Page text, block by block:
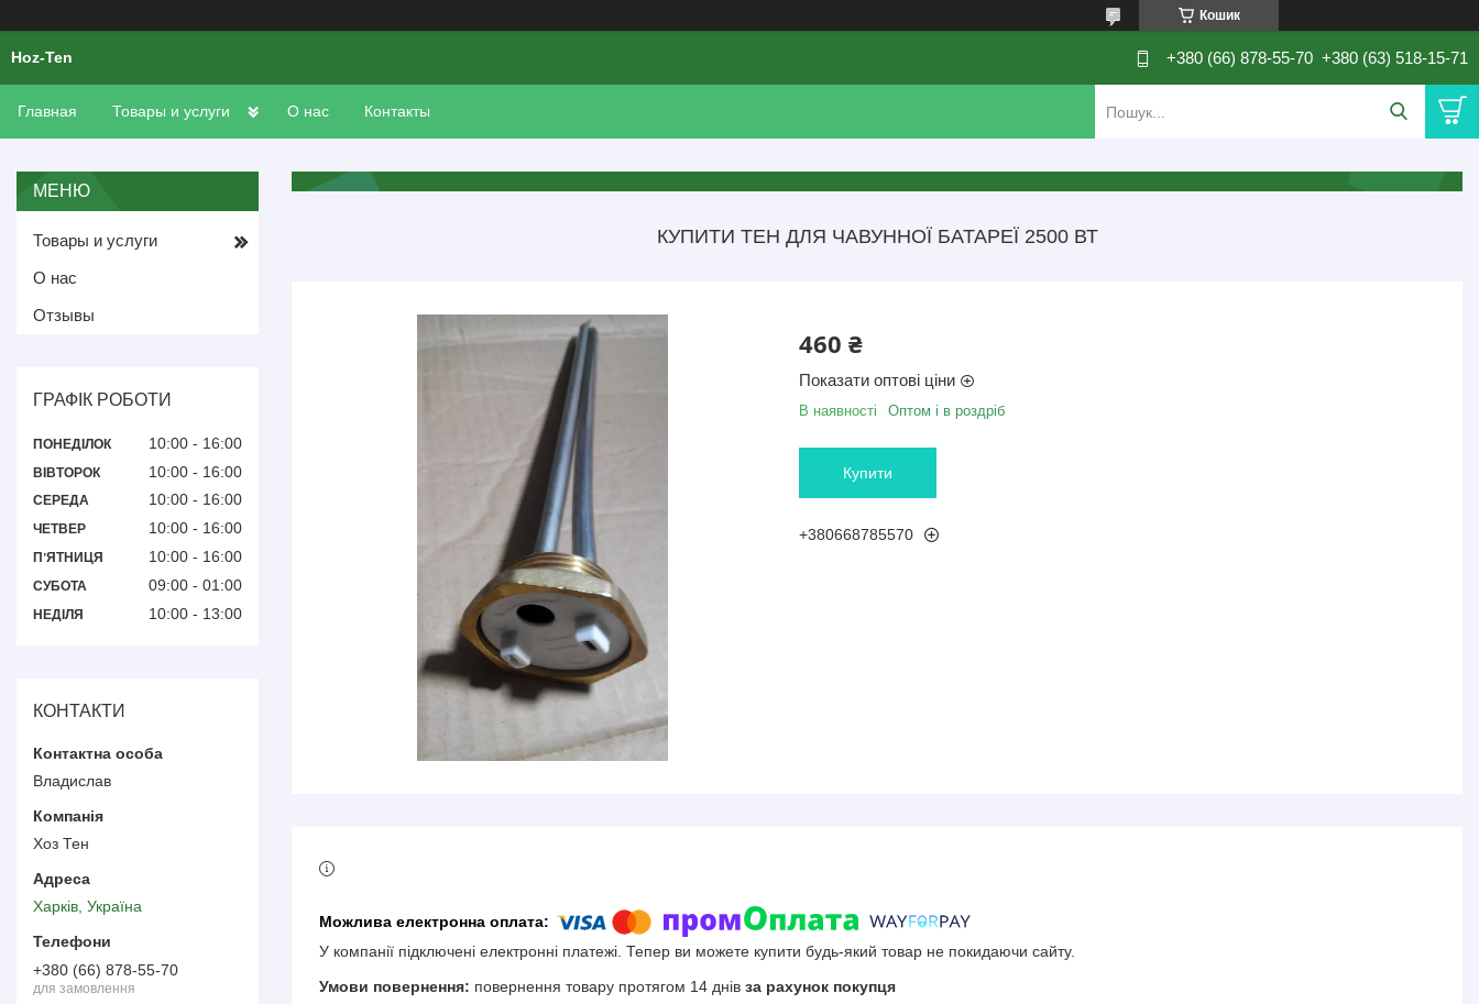
Кошик
Hoz-Ten +380 (66) 878-55-70 +380 (63) 518-15-71
Главная Товары и услуги О нас Контакты
КУПИТИ ТЕН ДЛЯ ЧАВУННОЇ БАТАРЕЇ 2500 ВТ
460 ₴
Показати оптові ціни
В наявності Оптом і в роздріб
Купити
+380668785570
У компанії підключені електронні платежі. Тепер ви можете купити будь-який товар не покидаючи сайту.
повернення товару протягом 14 днів за рахунок покупця
Товары и услуги
О нас
Отзывы
ГРАФІК РОБОТИ
ПОНЕДІЛОК 10:00 16:00
ВІВТОРОК 10:00 16:00
СЕРЕДА 10:00 16:00
ЧЕТВЕР 10:00 16:00
ПʼЯТНИЦЯ 10:00 16:00
СУБОТА 09:00 01:00
НЕДІЛЯ 10:00 13:00
КОНТАКТИ
Владислав
Хоз Тен
Харків, Україна
+380 (66) 878-55-70
для замовлення